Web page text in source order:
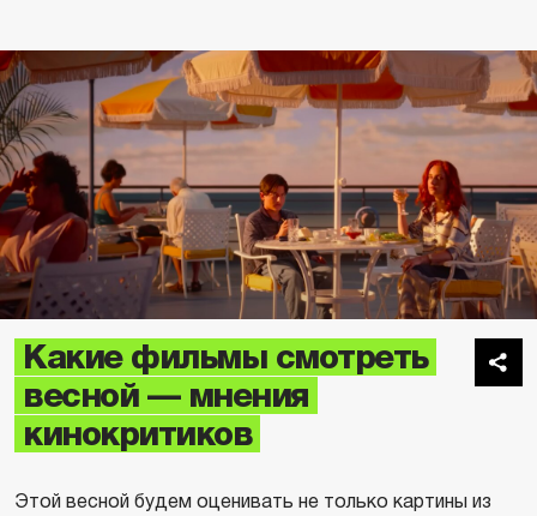
Какие фильмы смотреть
весной — мнения
кинокритиков
Этой весной будем оценивать не только картины из